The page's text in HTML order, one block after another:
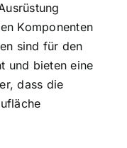
Komponenten
sind für den
und bieten eine
dass die